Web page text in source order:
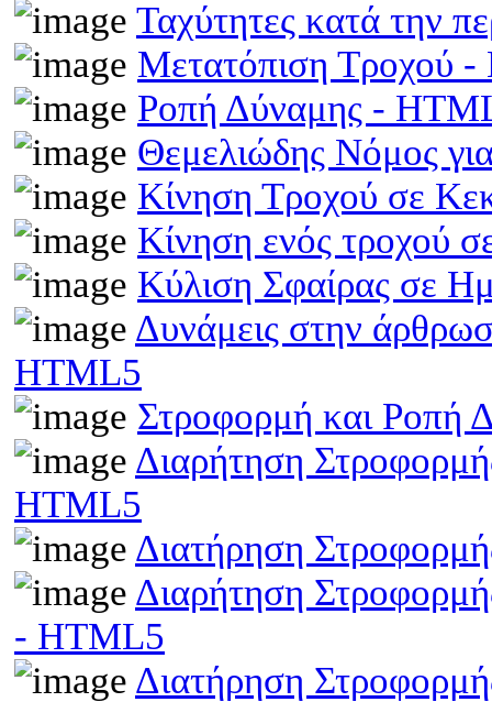
Ταχύτητες κατά την
Μετατόπιση Τροχού
Ροπή Δύναμης -
Θεμελιώδης Νόμος
Κίνηση Τροχού σε
Κίνηση ενός τροχού
Κύλιση Σφαίρας σε
Δυνάμεις στην
HTML5
Στροφορμή και Ροπή
Διαρήτηση
HTML5
Διατήρηση
Διαρήτηση
- HTML5
Διατήρηση